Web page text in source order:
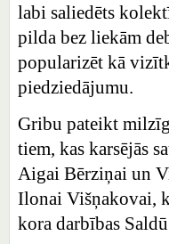
labi saliedēts
pilda bez liekām
popularizēt kā
piedziedājumu.
Gribu pateikt
tiem, kas karsējās
Aigai Bērziņai un
Ilonai Višņakovai,
kora darbības